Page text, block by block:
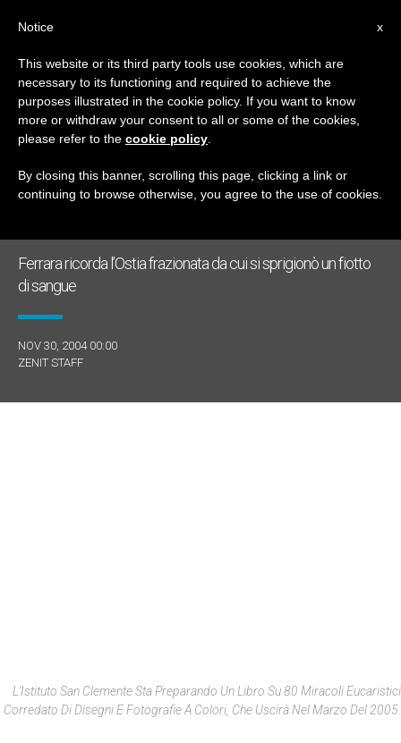
MESE
Novembre, 2004
ULTIME NOTIZIE
Ferrara ricorda l’Ostia frazionata da cui si sprigionò un fiotto
di sangue
NOV 30, 2004 00:00
ZENIT STAFF
L'Istituto San Clemente Sta Preparando Un Libro Su 80 Miracoli Eucaristici
Corredato Di Disegni E Fotografie A Colori, Che Uscirà Nel Marzo Del 2005.
x
Notice
This website or its third party tools use cookies, which are
necessary to its functioning and required to achieve the
purposes illustrated in the cookie policy. If you want to know
more or withdraw your consent to all or some of the cookies,
please refer to the cookie policy
By closing this banner, scrolling this page, clicking a link or
continuing to browse otherwise, you agree to the use of cookies.